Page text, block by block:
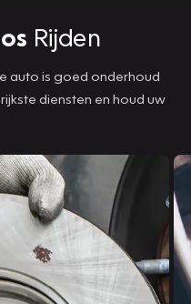
Rijden
auto is goed onderhoud
diensten en houd uw